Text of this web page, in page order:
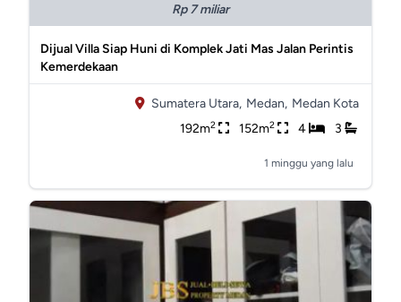
Rp 7 miliar
Dijual Villa Siap Huni di Komplek Jati Mas Jalan Perintis
Kemerdekaan
Sumatera Utara, Medan, Medan Kota
192m2 152m2 4 3
1 minggu yang lalu